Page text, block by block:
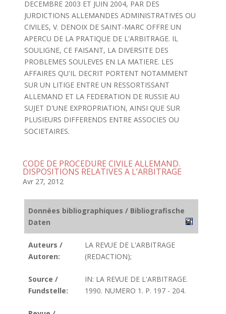
DECEMBRE 2003 ET JUIN 2004, PAR DES
JURDICTIONS ALLEMANDES ADMINISTRATIVES OU
CIVILES, V. DENOIX DE SAINT-MARC OFFRE UN
APERCU DE LA PRATIQUE DE L'ARBITRAGE. IL
SOULIGNE, CE FAISANT, LA DIVERSITE DES
PROBLEMES SOULEVES EN LA MATIERE. LES
AFFAIRES QU'IL DECRIT PORTENT NOTAMMENT
SUR UN LITIGE ENTRE UN RESSORTISSANT
ALLEMAND ET LA FEDERATION DE RUSSIE AU
SUJET D'UNE EXPROPRIATION, AINSI QUE SUR
PLUSIEURS DIFFERENDS ENTRE ASSOCIES OU
SOCIETAIRES.
CODE DE PROCEDURE CIVILE ALLEMAND.
DISPOSITIONS RELATIVES A L’ARBITRAGE
Avr 27, 2012
Données bibliographiques / Bibliografische
Daten
Auteurs /
Autoren:
LA REVUE DE L'ARBITRAGE
(REDACTION);
Source /
Fundstelle:
IN: LA REVUE DE L'ARBITRAGE.
1990. NUMERO 1. P. 197 - 204.